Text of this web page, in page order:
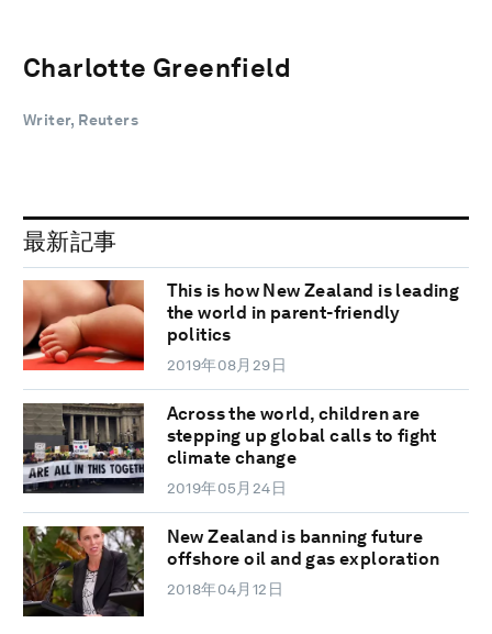
Charlotte Greenfield
Writer, Reuters
最新記事
This is how New Zealand is leading
the world in parent-friendly
politics
2019年08月29日
Across the world, children are
stepping up global calls to fight
climate change
2019年05月24日
New Zealand is banning future
offshore oil and gas exploration
2018年04月12日